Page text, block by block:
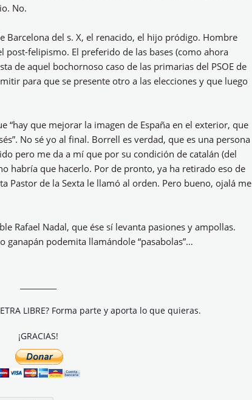
No.
Barcelona del s. X, el renacido, el hijo pródigo. Hombre
felipismo. El preferido de las bases (como ahora
de aquel bochornoso caso de las primarias del PSOE de
para que se presente otro a las elecciones y que luego
“hay que mejorar la imagen de España en el exterior, que
No sé yo al final. Borrell es verdad, que es una persona
pero me da a mí que por su condición de catalán (del
habría que hacerlo. Por de pronto, ya ha retirado eso de
Pastor de la Sexta le llamó al orden. Pero bueno, ojalá me
Rafael Nadal, que ése sí levanta pasiones y ampollas.
ganapán podemita llamándole “pasabolas”…
LIBRE? Forma parte y aporta lo que quieras.
¡GRACIAS!